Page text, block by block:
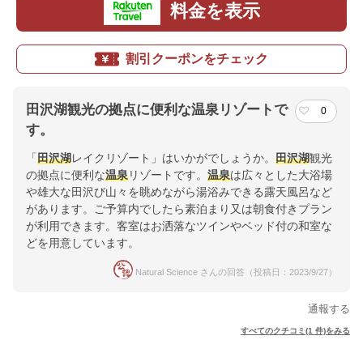
料金を表示
割引クーポンをチェック
田沢湖観光の拠点に便利な温泉リゾートで
す。
0
「 田沢湖レイクリゾート」はいかがでしょうか。 田沢湖観光
の拠点に便利な温泉リゾートです。 温泉は広々とした大浴場
や雄大な田沢び山々を眺めながら湯浴みできる露天風呂など
があります。ご予算内でしたら素泊まり又は朝食付きプラン
が利用できます。客室はお洒落なツインやベッド付の和室な
どを用意しています。
Natural Science さんの回答（投稿日：2023/9/27）
通報する
すべてのクチコミ(1 件)をみる